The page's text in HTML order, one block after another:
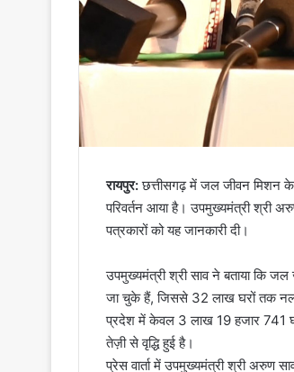
रायपुर:छत्तीसगढ़ में जल जीवन मिशन के
परिवर्तन आया है। उपमुख्यमंत्री श्री
पत्रकारों को यह जानकारी दी।
उपमुख्यमंत्री श्री साव ने बताया कि
जा चुके हैं, जिससे 32 लाख घरों तक नल के
प्रदेश में केवल 3 लाख 19 हजार 741
तेज़ी से वृद्धि हुई है।
प्रेस वार्ता में उपमुख्यमंत्री श्री अरुण